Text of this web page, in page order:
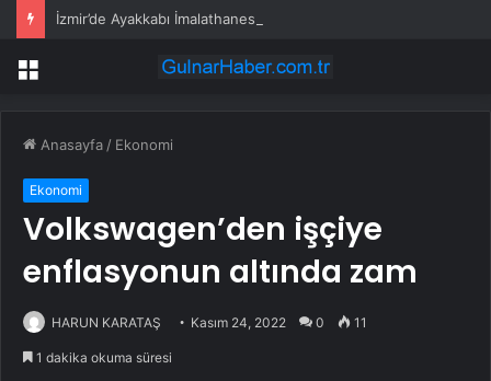
İzmir’de Ayakkabı İmalathanesinde Yangın
Menü
Anasayfa / Ekonomi
Ekonomi
Volkswagen’den işçiye
enflasyonun altında zam
HARUN KARATAŞ Kasım 24, 2022 0 11
1 dakika okuma süresi